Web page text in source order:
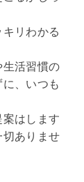
リわかる
活習慣の
、いつも
はします
ありませ